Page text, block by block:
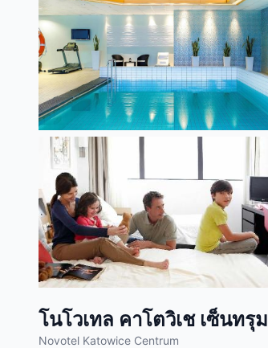
โนโวเทล คาโตวิเช เซ็นทรุม
Novotel Katowice Centrum